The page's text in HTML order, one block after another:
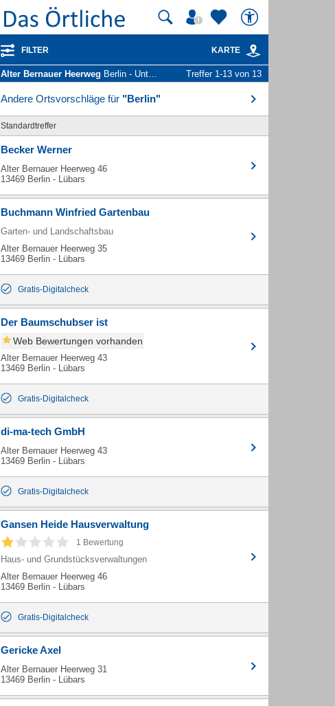
FILTER KARTE
Alter Bernauer Heerweg Berlin - Unternehmen und Personen Treffer 1-13 von 13
Andere Ortsvorschläge für "Berlin"
Standardtreffer
Becker Werner
Alter Bernauer Heerweg 46
13469 Berlin - Lübars
Buchmann Winfried Gartenbau
Garten- und Landschaftsbau
Alter Bernauer Heerweg 35
13469 Berlin - Lübars
Gratis-Digitalcheck
Der Baumschubser ist
Web Bewertungen vorhanden
Alter Bernauer Heerweg 43
13469 Berlin - Lübars
Gratis-Digitalcheck
di-ma-tech GmbH
Alter Bernauer Heerweg 43
13469 Berlin - Lübars
Gratis-Digitalcheck
Gansen Heide Hausverwaltung
1 Bewertung
Haus- und Grundstücksverwaltungen
Alter Bernauer Heerweg 46
13469 Berlin - Lübars
Gratis-Digitalcheck
Gericke Axel
Alter Bernauer Heerweg 31
13469 Berlin - Lübars